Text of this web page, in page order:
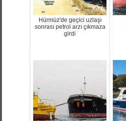
Hürmüz'de geçici uzlaşı
sonrası petrol arzı çıkmaza
girdi